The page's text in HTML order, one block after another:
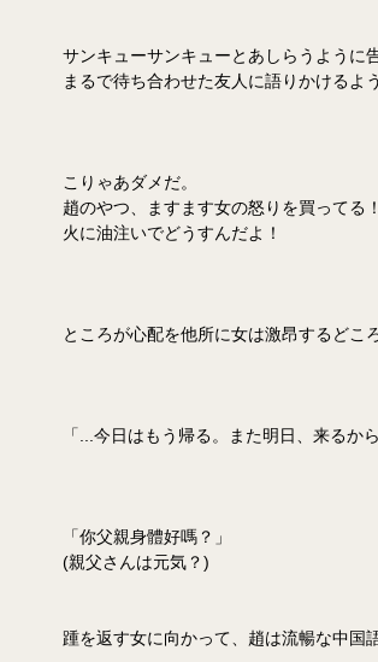
サンキューサンキューとあしらうように
まるで待ち合わせた友人に語りかけるよ
こりゃあダメだ。
趙のやつ、ますます女の怒りを買ってる！
火に油注いでどうすんだよ！
ところが心配を他所に女は激昂するどこ
「...今日はもう帰る。また明日、来るから
「你父親身體好嗎？」
(親父さんは元気？)
踵を返す女に向かって、趙は流暢な中国